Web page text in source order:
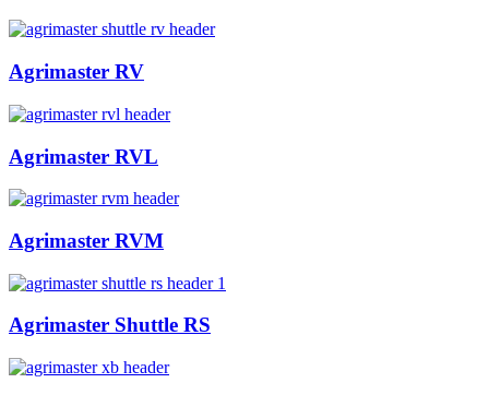
Agrimaster RV
Agrimaster RVL
Agrimaster RVM
Agrimaster Shuttle RS